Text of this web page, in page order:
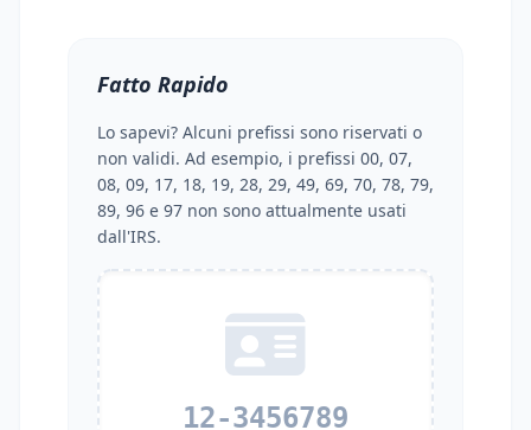
Fatto Rapido
Lo sapevi? Alcuni prefissi sono riservati o
non validi. Ad esempio, i prefissi 00, 07,
08, 09, 17, 18, 19, 28, 29, 49, 69, 70, 78, 79,
89, 96 e 97 non sono attualmente usati
dall'IRS.
12-3456789